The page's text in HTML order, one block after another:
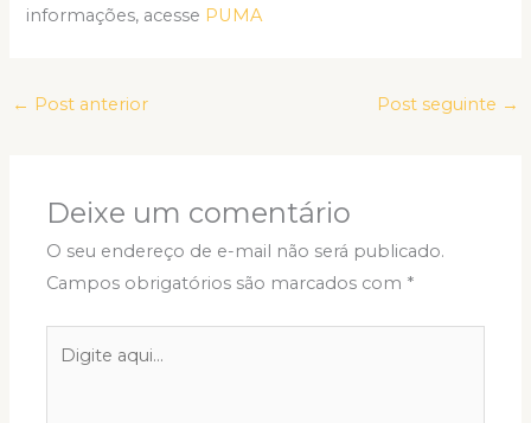
informações, acesse PUMA
← Post anterior Post seguinte →
Deixe um comentário
O seu endereço de e-mail não será publicado.
Campos obrigatórios são marcados com *
aqui...